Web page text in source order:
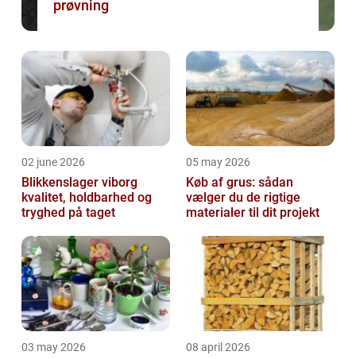
prøvning
02 june 2026
Blikkenslager viborg
kvalitet, holdbarhed og
tryghed på taget
05 may 2026
Køb af grus: sådan
vælger du de rigtige
materialer til dit projekt
03 may 2026 08 april 2026